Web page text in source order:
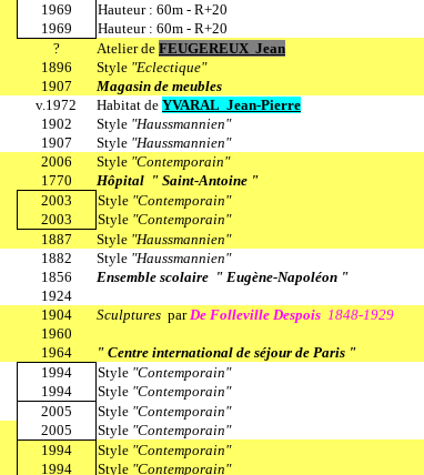
1969
Hauteur : 60m - R+20
1969
Hauteur : 60m - R+20
? Atelier de FEUGEREUX Jean
1896 Style "Eclectique"
1907
Magasin de meubles
v.1972 Habitat de YVARAL Jean-Pierre
1902 Style "Haussmannien"
1907 Style "Haussmannien"
2006 Style "Contemporain"
1770
Hôpital " Saint-Antoine "
2003 Style "Contemporain"
2003 Style "Contemporain"
1887 Style "Haussmannien"
1882 Style "Haussmannien"
1856
Ensemble scolaire " Eugène-Napoléon "
1924
1904 Sculptures parDe Folleville Despois 1848-1929
1960
1964 " Centre international de séjour de Paris "
1994 Style "Contemporain"
1994 Style "Contemporain"
2005 Style "Contemporain"
2005 Style "Contemporain"
1994 Style "Contemporain"
1994 Style "Contemporain"